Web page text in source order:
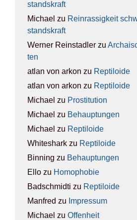
stands­kraft
Michael zu Rein­ras­sig­keit
stands­kraft
Werner Reinstadler zu
ten
atlan von arkon zu Rep­ti­lo­ide
atlan von arkon zu Rep­ti­lo­ide
Michael zu Pro­sti­tu­ti­on
Michael zu Behaup­tun­gen
Michael zu Rep­ti­lo­ide
Whiteshark zu Rep­ti­lo­ide
Binning zu Behaup­tun­gen
Ello zu Homo­pho­bie
Badschmidti zu Rep­ti­lo­ide
Manfred zu Impres­sum
Michael zu Offen­heit